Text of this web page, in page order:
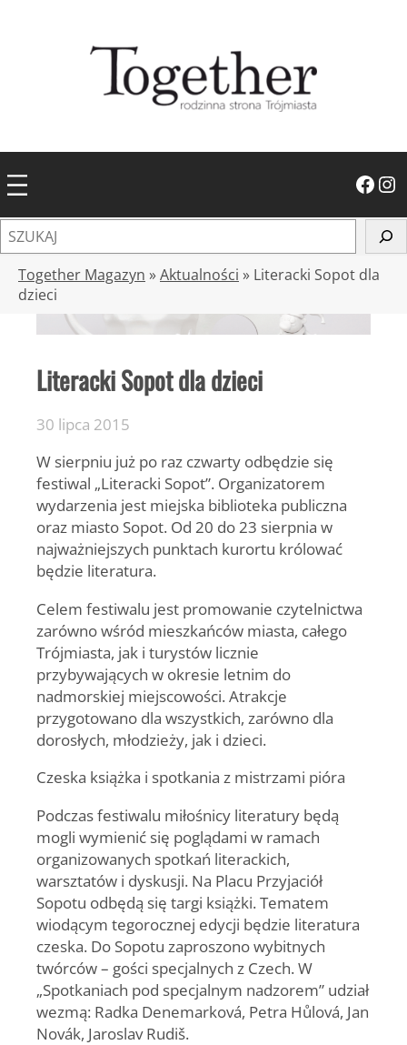
Facebook Instagram
z
Together Magazyn »Aktualności » Literacki Sopot dla
dzieci
Literacki Sopot dla dzieci
30 lipca 2015
W sierpniu już po raz czwarty odbędzie się
festiwal „Literacki Sopot”. Organizatorem
wydarzenia jest miejska biblioteka publiczna
oraz miasto Sopot. Od 20 do 23 sierpnia w
najważniejszych punktach kurortu królować
będzie literatura.
Celem festiwalu jest promowanie czytelnictwa
zarówno wśród mieszkańców miasta, całego
Trójmiasta, jak i turystów licznie
przybywających w okresie letnim do
nadmorskiej miejscowości. Atrakcje
przygotowano dla wszystkich, zarówno dla
dorosłych, młodzieży, jak i dzieci.
Czeska książka i spotkania z mistrzami pióra
Podczas festiwalu miłośnicy literatury będą
mogli wymienić się poglądami w ramach
organizowanych spotkań literackich,
warsztatów i dyskusji. Na Placu Przyjaciół
Sopotu odbędą się targi książki. Tematem
wiodącym tegorocznej edycji będzie literatura
czeska. Do Sopotu zaproszono wybitnych
twórców – gości specjalnych z Czech. W
„Spotkaniach pod specjalnym nadzorem” udział
wezmą: Radka Denemarková, Petra Hůlová, Jan
Novák, Jaroslav Rudiš.